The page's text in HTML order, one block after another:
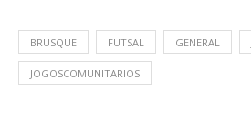
BRUSQUE FUTSAL GENERAL
JOGOSCOMUNITARIOS